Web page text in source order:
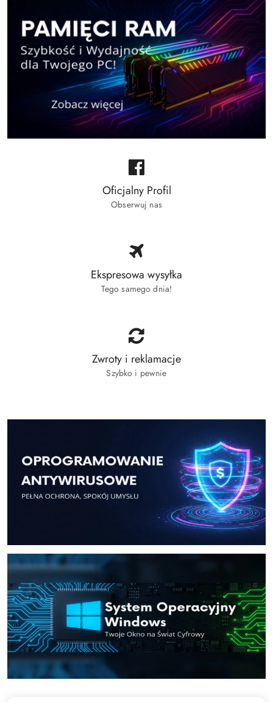
Oficjalny Profil
Obserwuj nas
Ekspresowa wysyłka
Tego samego dnia!
Zwroty i reklamacje
Szybko i pewnie